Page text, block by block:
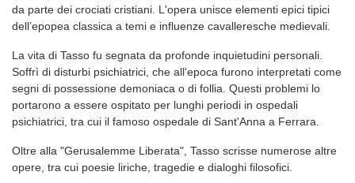
da parte dei crociati cristiani. L'opera unisce elementi epici tipici
dell’epopea classica a temi e influenze cavalleresche medievali.
La vita di Tasso fu segnata da profonde inquietudini personali.
Soffrì di disturbi psichiatrici, che all'epoca furono interpretati come
segni di possessione demoniaca o di follia. Questi problemi lo
portarono a essere ospitato per lunghi periodi in ospedali
psichiatrici, tra cui il famoso ospedale di Sant'Anna a Ferrara.
Oltre alla "Gerusalemme Liberata", Tasso scrisse numerose altre
opere, tra cui poesie liriche, tragedie e dialoghi filosofici.